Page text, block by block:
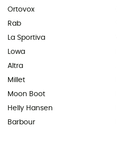
Ortovox
Rab
La Sportiva
Lowa
Altra
Millet
Moon Boot
Helly Hansen
Barbour